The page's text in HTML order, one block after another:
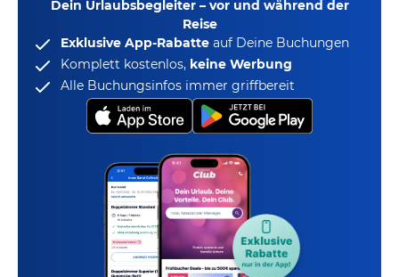
Dein Urlaubsbegleiter – vor und während der
Reise
Exklusive App-Rabatte auf Deine Buchungen
Komplett kostenlos, keine Werbung
Alle Buchungsinfos immer griffbereit